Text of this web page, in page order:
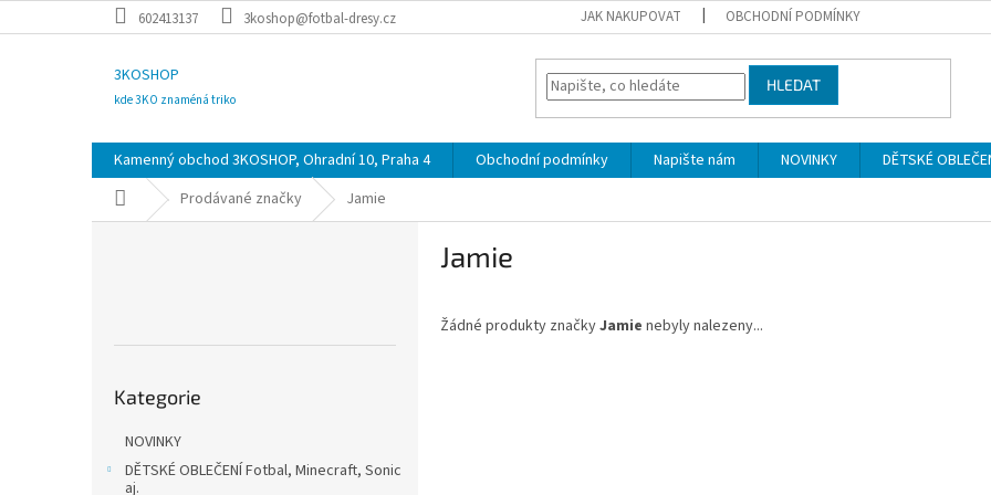
na
602413137 3koshop@fotbal-dresy.cz JAK NAKUPOVAT OBCHODNÍ PODMÍNKY
3KOSHOP
kde 3KO znaméná triko
HLEDAT
Kamenný obchod 3KOSHOP, Ohradní 10, Praha 4 Obchodní podmínky Napište nám NOVINKY DĚTSKÉ
Domů Prodávané značky Jamie
kategorie
Kategorie
NOVINKY
DĚTSKÉ OBLEČENÍ Fotbal, Minecraft, Sonic
aj.
Jamie
Žádné produkty značkyJamie nebyly nalezeny...